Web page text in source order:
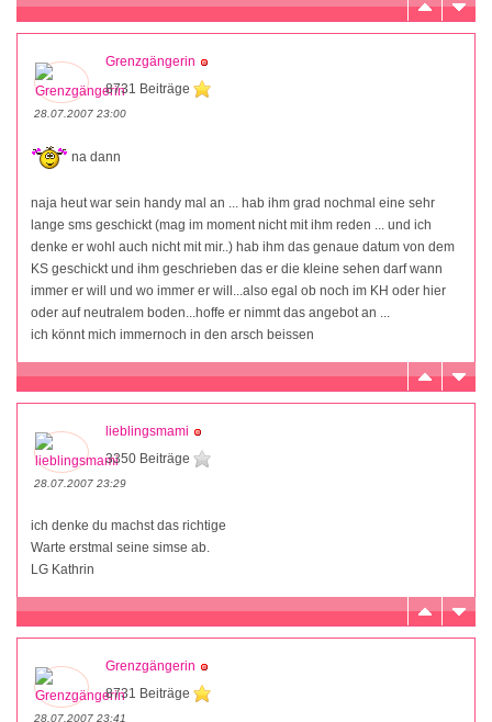
Grenzgängerin
8731 Beiträge
28.07.2007 23:00
na dann
naja heut war sein handy mal an ... hab ihm grad nochmal eine sehr
lange sms geschickt (mag im moment nicht mit ihm reden ... und ich
denke er wohl auch nicht mit mir..) hab ihm das genaue datum von dem
KS geschickt und ihm geschrieben das er die kleine sehen darf wann
immer er will und wo immer er will...also egal ob noch im KH oder hier
oder auf neutralem boden...hoffe er nimmt das angebot an ...
ich könnt mich immernoch in den arsch beissen
lieblingsmami
3350 Beiträge
28.07.2007 23:29
ich denke du machst das richtige
Warte erstmal seine simse ab.
LG Kathrin
Grenzgängerin
8731 Beiträge
28.07.2007 23:41